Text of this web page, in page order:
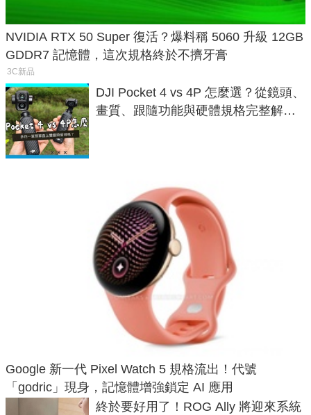
NVIDIA RTX 50 Super 復活？爆料稱 5060 升級 12GB
GDDR7 記憶體，這次規格終於不擠牙膏
3C新品
DJI Pocket 4 vs 4P 怎麼選？從鏡頭、
畫質、跟隨功能與硬體規格完整解
Google 新一代 Pixel Watch 5 規格流出！代號
「godric」現身，記憶體增強鎖定 AI 應用
終於要好用了！ROG Ally 將迎來系統